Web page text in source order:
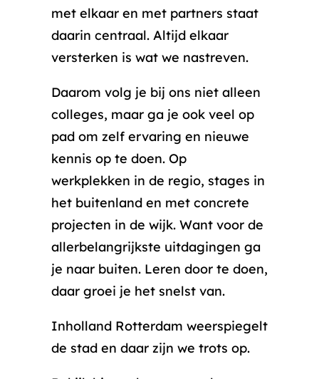
met elkaar en met partners staat
daarin centraal. Altijd elkaar
versterken is wat we nastreven.
Daarom volg je bij ons niet alleen
colleges, maar ga je ook veel op
pad om zelf ervaring en nieuwe
kennis op te doen. Op
werkplekken in de regio, stages in
het buitenland en met concrete
projecten in de wijk. Want voor de
allerbelangrijkste uitdagingen ga
je naar buiten. Leren door te doen,
daar groei je het snelst van.
Inholland Rotterdam weerspiegelt
de stad en daar zijn we trots op.